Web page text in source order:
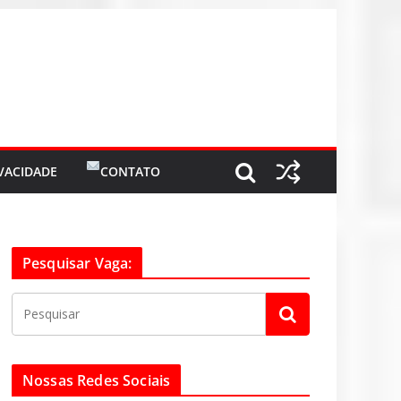
CONTATO
Pesquisar Vaga:
Nossas Redes Sociais